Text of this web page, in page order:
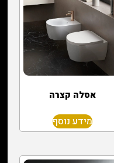
אסלה קצרה
מידע נוסף